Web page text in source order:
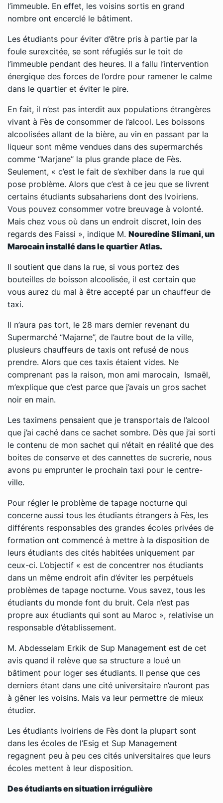
l’immeuble. En effet, les voisins sortis en grand
nombre ont encerclé le bâtiment.
Les étudiants pour éviter d’être pris à partie par la
foule surexcitée, se sont réfugiés sur le toit de
l’immeuble pendant des heures. Il a fallu l’intervention
énergique des forces de l’ordre pour ramener le calme
dans le quartier et éviter le pire.
En fait, il n’est pas interdit aux populations étrangères
vivant à Fès de consommer de l’alcool. Les boissons
alcoolisées allant de la bière, au vin en passant par la
liqueur sont même vendues dans des supermarchés
comme ‘’Marjane’’ la plus grande place de Fès.
Seulement, « c’est le fait de s’exhiber dans la rue qui
pose problème. Alors que c’est à ce jeu que se livrent
certains étudiants subsahariens dont des Ivoiriens.
Vous pouvez consommer votre breuvage à volonté.
Mais chez vous où dans un endroit discret, loin des
regards des Faissi », indique M. Nouredine Slimani, un
Marocain installé dans le quartier Atlas.
Il soutient que dans la rue, si vous portez des
bouteilles de boisson alcoolisée, il est certain que
vous aurez du mal à être accepté par un chauffeur de
taxi.
Il n’aura pas tort, le 28 mars dernier revenant du
Supermarché ‘’Majarne’’, de l’autre bout de la ville,
plusieurs chauffeurs de taxis ont refusé de nous
prendre. Alors que ces taxis étaient vides. Ne
comprenant pas la raison, mon ami marocain, Ismaël,
m’explique que c’est parce que j’avais un gros sachet
noir en main.
Les taximens pensaient que je transportais de l’alcool
que j’ai caché dans ce sachet sombre. Dès que j’ai sorti
le contenu de mon sachet qui n’était en réalité que des
boites de conserve et des cannettes de sucrerie, nous
avons pu emprunter le prochain taxi pour le centre-
ville.
Pour régler le problème de tapage nocturne qui
concerne aussi tous les étudiants étrangers à Fès, les
différents responsables des grandes écoles privées de
formation ont commencé à mettre à la disposition de
leurs étudiants des cités habitées uniquement par
ceux-ci. L’objectif « est de concentrer nos étudiants
dans un même endroit afin d’éviter les perpétuels
problèmes de tapage nocturne. Vous savez, tous les
étudiants du monde font du bruit. Cela n’est pas
propre aux étudiants qui sont au Maroc », relativise un
responsable d’établissement.
M. Abdesselam Erkik de Sup Management est de cet
avis quand il relève que sa structure a loué un
bâtiment pour loger ses étudiants. Il pense que ces
derniers étant dans une cité universitaire n’auront pas
à gêner les voisins. Mais va leur permettre de mieux
étudier.
Les étudiants ivoiriens de Fès dont la plupart sont
dans les écoles de l’Esig et Sup Management
regagnent peu à peu ces cités universitaires que leurs
écoles mettent à leur disposition.
Des étudiants en situation irrégulière